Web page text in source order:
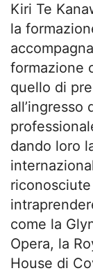
Kiri Te
la
formazione
quello di
all’ingresso
dando loro
come la
Opera, la
House di